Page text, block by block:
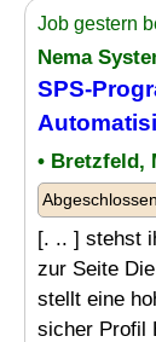
Job gestern
Nema
SPS-
• Bretzfeld,
[. .. ] stehst
zur Seite
stellt eine
sicher Profil